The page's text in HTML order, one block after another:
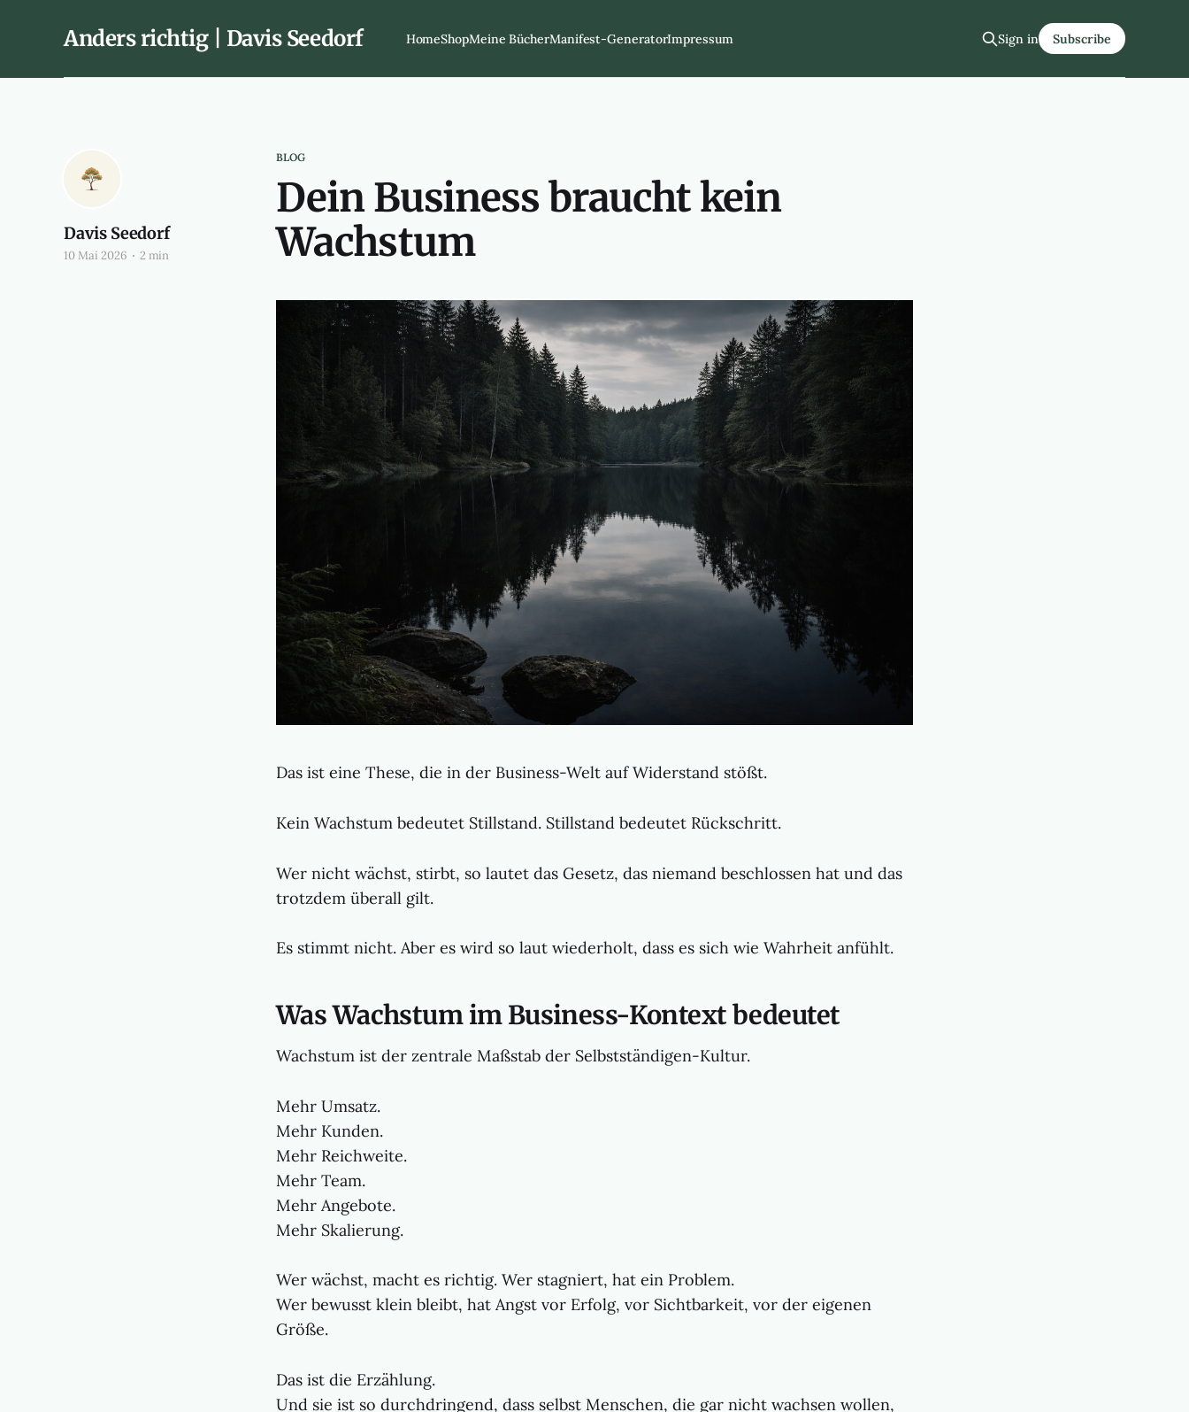
Anders richtig | Davis Seedorf HomeShopMeine BücherManifest-GeneratorImpressum Sign in Subscribe
BLOG
Dein Business braucht kein
Wachstum
Davis Seedorf
10 Mai 2026 2 min
Das ist eine These, die in der Business-Welt auf Widerstand stößt.
Kein Wachstum bedeutet Stillstand. Stillstand bedeutet Rückschritt.
Wer nicht wächst, stirbt, so lautet das Gesetz, das niemand beschlossen hat und das
trotzdem überall gilt.
Es stimmt nicht. Aber es wird so laut wiederholt, dass es sich wie Wahrheit anfühlt.
Was Wachstum im Business-Kontext bedeutet
Wachstum ist der zentrale Maßstab der Selbstständigen-Kultur.
Mehr Umsatz.
Mehr Kunden.
Mehr Reichweite.
Mehr Team.
Mehr Angebote.
Mehr Skalierung.
Wer wächst, macht es richtig. Wer stagniert, hat ein Problem.
Wer bewusst klein bleibt, hat Angst vor Erfolg, vor Sichtbarkeit, vor der eigenen
Größe.
Das ist die Erzählung.
Und sie ist so durchdringend, dass selbst Menschen, die gar nicht wachsen wollen,